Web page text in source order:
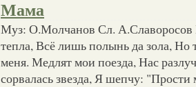
Мама
Муз: О.Молчанов Сл. А.Славоросов
тепла, Всё лишь полынь да зола, Но
меня. Медлят мои поезда, Нас
сорвалась звезда, Я шепчу: